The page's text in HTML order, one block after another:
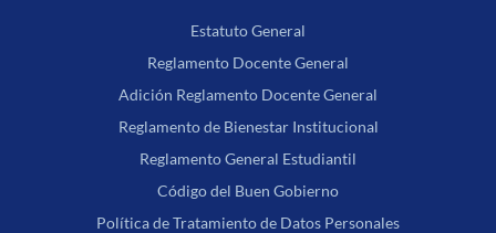
Estatuto General
Reglamento Docente General
Adición Reglamento Docente General
Reglamento de Bienestar Institucional
Reglamento General Estudiantil
Código del Buen Gobierno
Política de Tratamiento de Datos Personales